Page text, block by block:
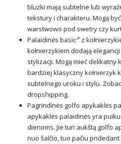
bluzki mają subtelne lub
tekstury i charakteru. Mogą
warstwowo pod swetry czy
Palaidinės basic
z
kołnierzykiem dodają
stylizacji. Mogą mieć delikatny
bardziej klasyczny kołnierzyk
subtelnego uroku i stylu.
dropshipping.
Pagrindinės golfo apykaklės
apykaklės palaidinės yra
dienoms. Jie turi aukštą golfo
nuo šalčio, tuo pačiu